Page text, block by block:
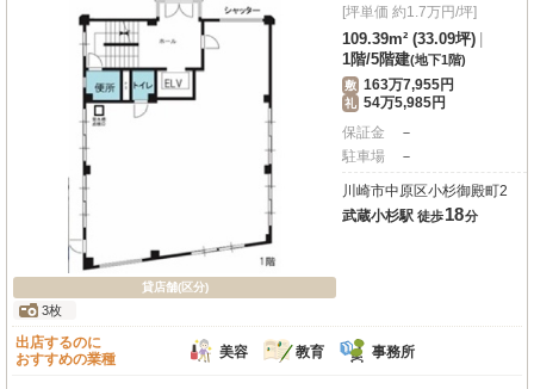
貸店舗(区分)
3枚
[坪単価 約1.7万円/坪]
109.39m² (33.09坪)
1階/5階建(地下1階)
敷 163万7,955円
礼 54万5,985円
保証金
－
駐車場
－
川崎市中原区小杉御殿町2
武蔵小杉駅 徒歩18分
出店するのに
おすすめの業種
美容 教育 事務所